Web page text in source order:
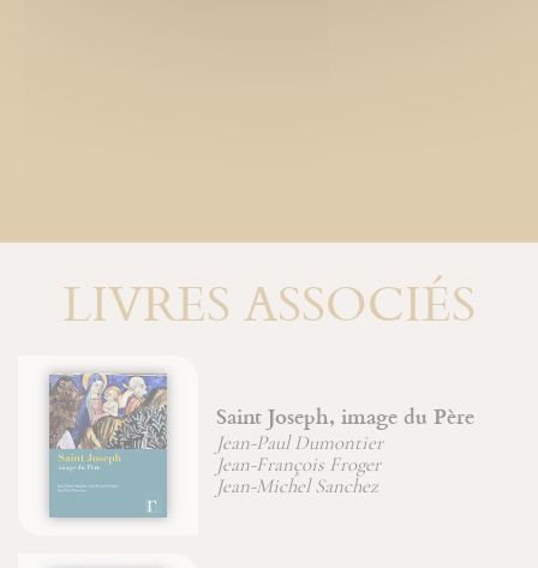
LIVRES ASSOCIÉS
Saint Joseph, image du Père
Jean-Paul Dumontier
Jean-François Froger
Jean-Michel Sanchez